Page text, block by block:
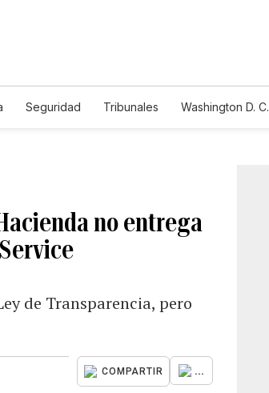
Seguridad Tribunales Washington D. C.
no entrega
de Transparencia, pero
COMPARTIR ...